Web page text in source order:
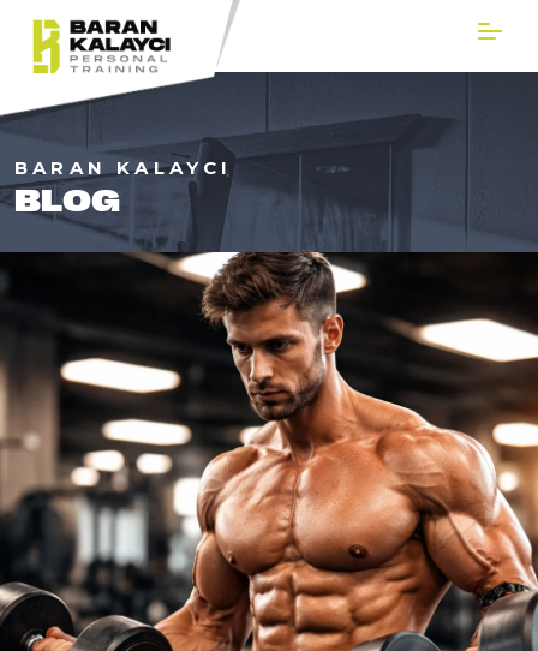
BARAN KALAYCI
BLOG